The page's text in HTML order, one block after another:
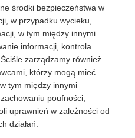
środki bezpieczeństwa w
w przypadku wycieku,
w tym między innymi
informacji, kontrola
zarządzamy również
którzy mogą mieć
tym między innymi
poufności,
uprawnień w zależności od
działań.